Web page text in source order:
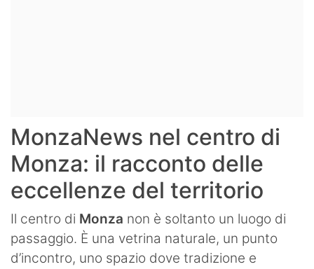
MonzaNews nel centro di
Monza: il racconto delle
eccellenze del territorio
Il centro di Monza non è soltanto un luogo di
passaggio. È una vetrina naturale, un punto
d’incontro, uno spazio dove tradizione e